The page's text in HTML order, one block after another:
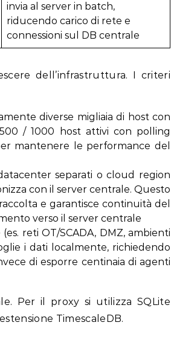
invia al server in batch,
riducendo carico di rete e
connessioni sul DB centrale
dell’infrastruttura. I criteri
diverse migliaia di host con
/ 1000 host attivi con polling
mantenere le performance del
separati o cloud region
con il server centrale. Questo
e garantisce continuità del
verso il server centrale
reti OT/SCADA, DMZ, ambienti
i dati localmente, richiedendo
di esporre centinaia di agenti
Per il proxy si utilizza SQLite
TimescaleDB.